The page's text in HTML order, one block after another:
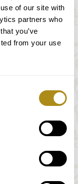
of our site with
partners who
you’ve
from your use